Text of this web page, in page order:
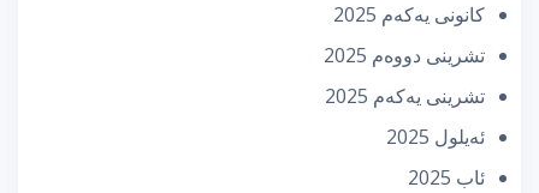
كانونی یه‌كه‌م 2025
تشرینی دووه‌م 2025
تشرینی یه‌كه‌م 2025
ئه‌یلول 2025
ئاب 2025